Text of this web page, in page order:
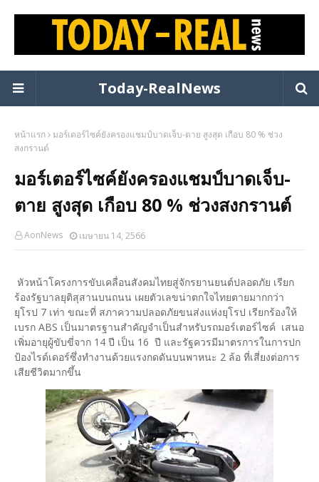
Today-RealNews
หน้าแรก
มอร์เตอร์ไซค์ยังครองแชมป์บาดเจ็บ-ตาย สูงสุด เกือบ 80 % ช่วง
สงกรานต์
มอร์เตอร์ไซค์ยังครองแชมป์บาดเจ็บ-
ตาย สูงสุด เกือบ 80 % ช่วงสงกรานต์
AonNews เมษายน 14, 2566
หัวหน้าโครงการขับเคลื่อนสังคมไทยสู่จักรยานยนต์ปลอดภัย เรียก
ร้องรัฐบาลยุติสุสานบนถนน เผยตัวเลขน่าตกใจไทยตายมากกว่า
ยุโรป 7 เท่า ขณะที่ สภาความปลอดภัยขนส่งแห่งยุโรป เรียกร้องให้
เบรก ABS เป็นมาตรฐานสำคัญจำเป็นสำหรับรถมอร์เตอร์ไซค์ เสนอ
เพิ่มอายุผู้ขับขี่จาก 14 ปี เป็น 16 ปี และรัฐควรมีมาตรการในการปก
ป้องไรด์เดอร์ซึ่งทำงานด้วยแรงกดดันบนพาหนะ 2 ล้อ ที่เสี่ยงต่อการ
เสียชีวิตมากขึ้น